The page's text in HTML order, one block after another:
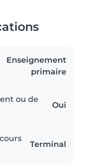
Enseignement
primaire
ou de
Oui
Terminal